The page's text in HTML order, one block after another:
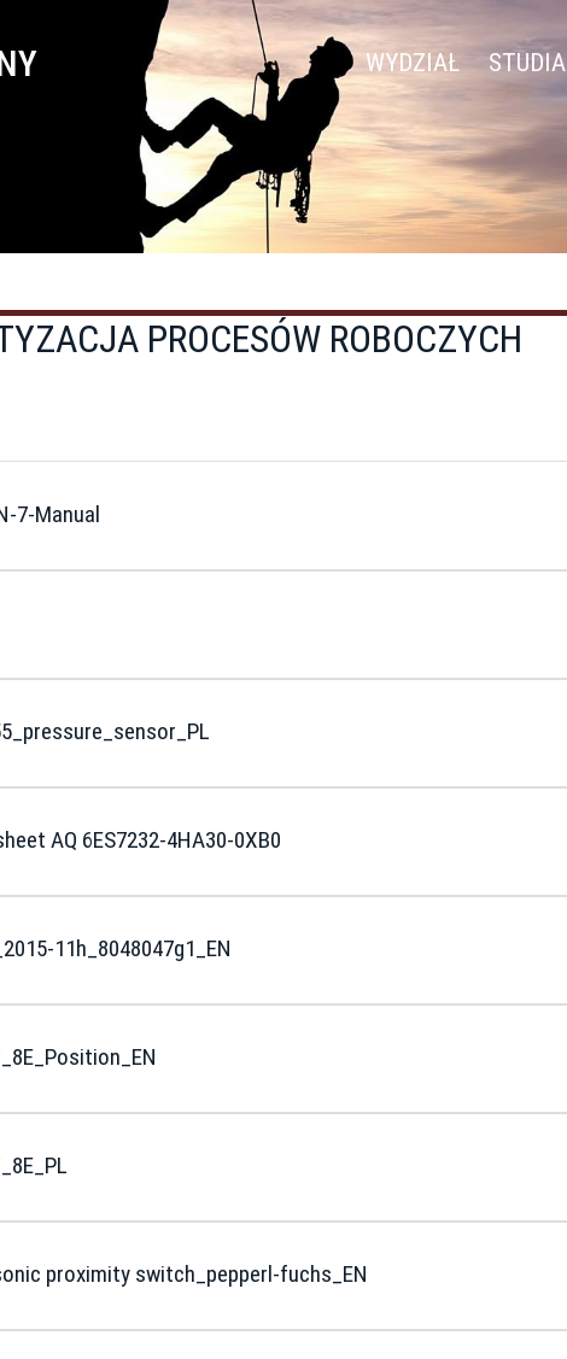
WYDZIAŁ STUDIA
PROCESÓW ROBOCZYCH
7-Manual
AQ 6ES7232-4HA30-0XB0
11h_8048047g1_EN
proximity switch_pepperl-fuchs_EN